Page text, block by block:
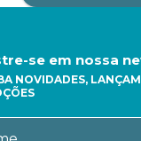
se em nossa
NOVIDADES,